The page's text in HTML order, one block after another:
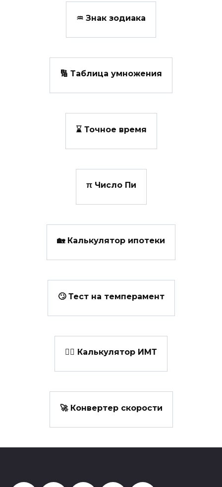
♒ Знак зодиака
🔢 Таблица умножения
⌛ Точное время
π Число Пи
🏡 Калькулятор ипотеки
🙄 Тест на темперамент
👩‍⚕️ Калькулятор ИМТ
🚀 Конвертер скорости